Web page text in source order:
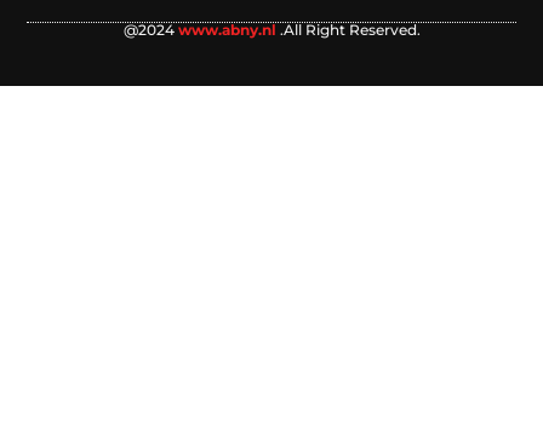
@2024 www.abny.nl .All Right Reserved.